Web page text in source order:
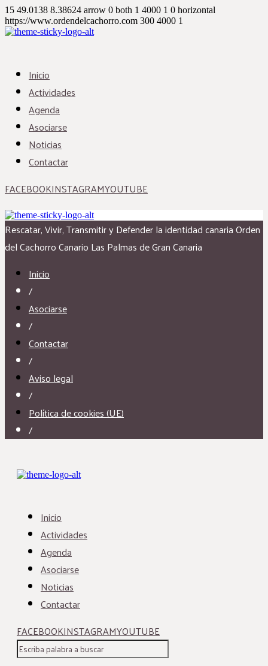
15 49.0138 8.38624 arrow 0 both 1 4000 1 0 horizontal
https://www.ordendelcachorro.com 300 4000 1
Inicio
Actividades
Agenda
Asociarse
Noticias
Contactar
FACEBOOKINSTAGRAMYOUTUBE
Rescatar, Vivir, Transmitir y Defender la identidad canariaOrden
del Cachorro Canario Las Palmas de Gran Canaria
Inicio
/
Asociarse
/
Contactar
/
Aviso legal
/
Política de cookies (UE)
/
Inicio
Actividades
Agenda
Asociarse
Noticias
Contactar
FACEBOOKINSTAGRAMYOUTUBE